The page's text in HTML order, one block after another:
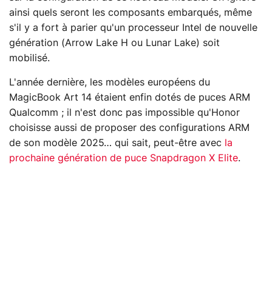
ainsi quels seront les composants embarqués, même
s'il y a fort à parier qu'un processeur Intel de nouvelle
génération (Arrow Lake H ou Lunar Lake) soit
mobilisé.
L'année dernière, les modèles européens du
MagicBook Art 14 étaient enfin dotés de puces ARM
Qualcomm ; il n'est donc pas impossible qu'Honor
choisisse aussi de proposer des configurations ARM
de son modèle 2025… qui sait, peut-être avec
la
prochaine génération de puce Snapdragon X Elite.